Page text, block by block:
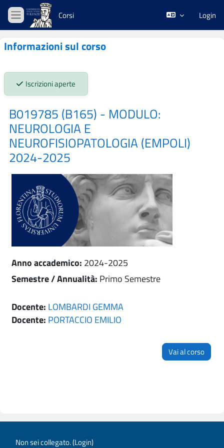
Vai al contenuto principale
Pannello laterale
Corsi Login
Informazioni sul corso
Stato iscrizioni:
Iscrizioni aperte
B019785 (B165) - MODULO:
NEUROLOGIA E
NEUROFISIOPATOLOGIA (EMPOLI)
2024-2025
Anno accademico: 2024-2025
Semestre / Annualità: Primo Semestre
Docente: LOMBARDI GEMMA
Docente: PORTACCIO EMILIO
Vai al corso
Non sei collegato. (Login)